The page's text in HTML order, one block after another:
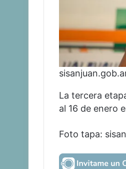
La tercera
al 16 de enero
Foto tapa: